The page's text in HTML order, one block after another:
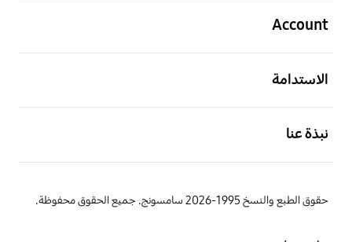
Account
الاستدامة
نبذة عنا
حقوق الطبع والنسخ 1995-2026 سامسونج. جميع الحقوق محفوظة.